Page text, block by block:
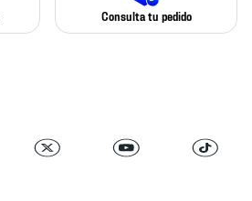
Consulta tu pedido